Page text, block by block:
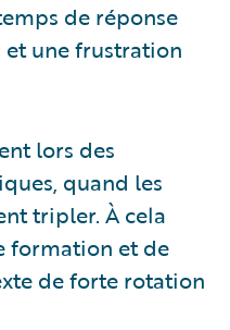
de réponse
et une frustration
lors des
quand les
tripler. À cela
formation et de
de forte rotation